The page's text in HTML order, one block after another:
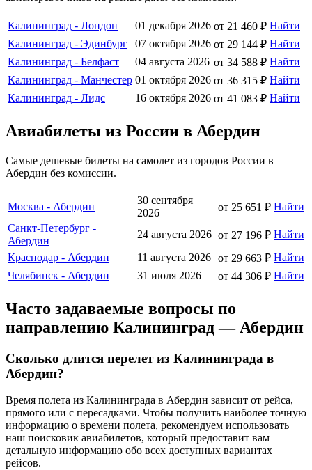
Калининград - Лондон 01 декабря 2026 от 21 460 ₽ Найти
Калининград - Эдинбург
07 октября 2026 от 29 144 ₽ Найти
Калининград - Белфаст
04 августа 2026 от 34 588 ₽ Найти
Калининград - Манчестер 01 октября 2026 от 36 315 ₽ Найти
Калининград - Лидс
16 октября 2026 от 41 083 ₽ Найти
Авиабилеты из России в Абердин
Самые дешевые билеты на самолет из городов России в
Абердин без комиссии.
Москва - Абердин
30 сентября
2026
от 25 651 ₽ Найти
Санкт-Петербург -
Абердин
24 августа 2026 от 27 196 ₽ Найти
Краснодар - Абердин
11 августа 2026 от 29 663 ₽ Найти
Челябинск - Абердин
31 июля 2026 от 44 306 ₽ Найти
Часто задаваемые вопросы по
направлению Калининград — Абердин
Сколько длится перелет из Калининграда в
Абердин?
Время полета из Калининграда в Абердин зависит от рейса,
прямого или с пересадками. Чтобы получить наиболее точную
информацию о времени полета, рекомендуем использовать
наш поисковик авиабилетов, который предоставит вам
детальную информацию обо всех доступных вариантах
рейсов.